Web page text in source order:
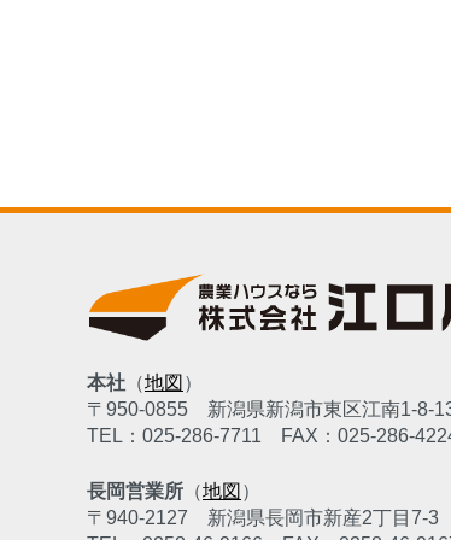
本社 （地図 ）
〒950-0855
新潟県新潟市東区江南1-8-
TEL：025-286-7711
FAX：025-286-
長岡営業所 （地図 ）
〒940-2127
新潟県長岡市新産2丁目7-3